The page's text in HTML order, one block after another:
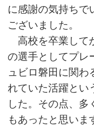
に感謝の気持ちで
ございました。
高校を卒業して
の選手としてプレ
ュビロ磐田に関わ
れていた活躍とい
した。その点、多
もあったと思いま